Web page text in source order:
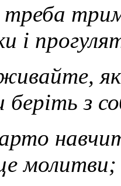
і
з
молитви;